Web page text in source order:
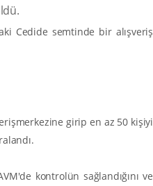
Cedide semtinde bir alışveriş
girip en az 50 kişiyi
kontrolün sağlandığını ve